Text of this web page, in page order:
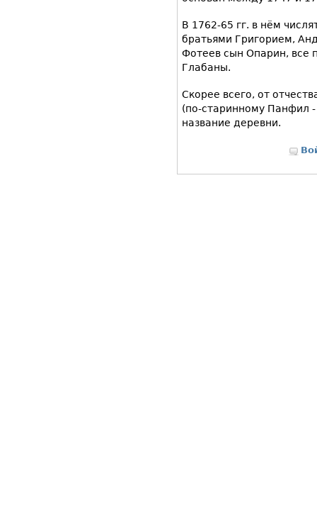
В 1762-65 гг. в нём
братьями Григорием,
Фотеев сын Опарин, все
Глабаны.
Скорее всего, от
(по-старинному Панфил
название деревни.